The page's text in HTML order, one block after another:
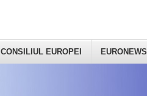
CONSILIUL EUROPEI EURONEWS